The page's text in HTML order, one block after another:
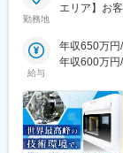
勤務地
エリア】お
て決定しま
給与
年収650万円
年収600万円